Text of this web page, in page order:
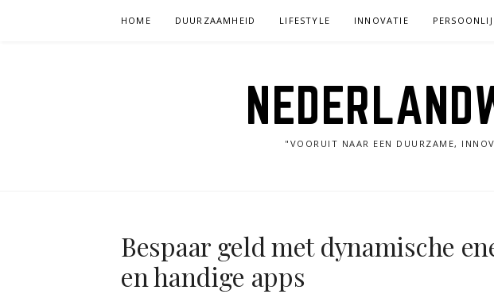
HOME DUURZAAMHEID LIFESTYLE INNOVATIE
"VOORUIT NAAR EEN DUURZAME,
Bespaar geld met dynamische
en handige apps